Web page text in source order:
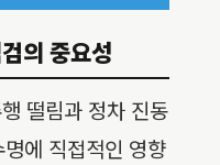
의 중요성
떨림과 정차 진동
에 직접적인 영향